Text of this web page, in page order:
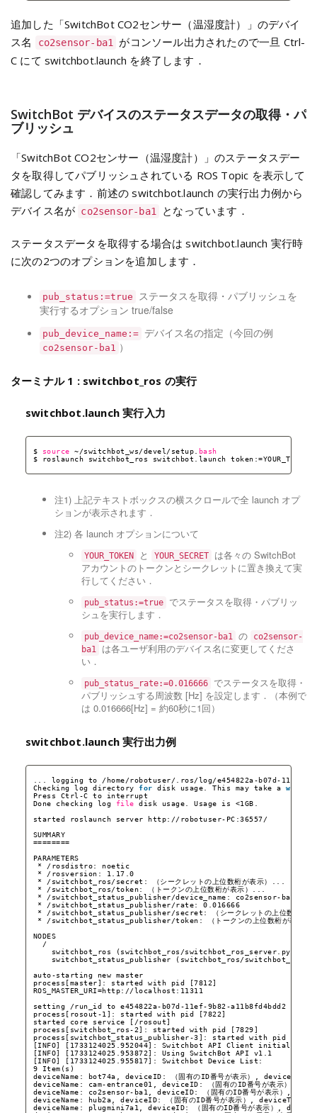
追加した「SwitchBot CO2センサー（温湿度計）」のデバイ
ス名
co2sensor-ba1 がコンソール出力されたので一旦 Ctrl-
C にて switchbot.launch を終了します．
SwitchBot デバイスのステータスデータの取得・パ
ブリッシュ
「SwitchBot CO2センサー（温湿度計）」のステータスデー
タを取得してパブリッシュされている ROS Topic を表示して
確認してみます．前述の switchbot.launch の実行出力例から
デバイス名が co2sensor-ba1 となっています．
ステータスデータを取得する場合は switchbot.launch 実行時
に次の2つのオプションを追加します．
pub_status:=true
ステータスを取得・パブリッシュを
実行するオプション true/false
pub_device_name:= デバイス名の指定（今回の例
co2sensor-ba1 ）
ターミナル 1 : switchbot_ros の実行
switchbot.launch 実行入力
$ source ~/switchbot_ws/devel/setup. bash
$ roslaunch switchbot_ros switchbot.launch token:=YOUR_TOKEN
注1) 上記テキストボックスの横スクロールで全 launch オプ
ションが表示されます．
注2) 各 launch オプションについて
YOUR_TOKEN と YOUR_SECRET
は各々の SwitchBot
アカウントのトークンとシークレットに置き換えて実
行してください．
pub_status:=true
でステータスを取得・パブリッ
シュを実行します．
pub_device_name:=co2sensor-ba1 の
co2sensor-
ba1
は各ユーザ利用のデバイス名に変更してくださ
い．
pub_status_rate:=0.016666
でステータスを取得・
パブリッシュする周波数 [Hz] を設定します．（本例で
は 0.016666[Hz] = 約60秒に1回）
switchbot.launch 実行出力例
... logging to /home/robotuser/ .ros/log/e454822a-b07d-11ef-
Checking log directory for disk usage. This may take a while
Press Ctrl-C to interrupt
Done checking log
file
disk usage. Usage is <1GB.
started roslaunch server http: //robotuser-PC :36557/
SUMMARY
========
PARAMETERS
* /rosdistro: noetic
* /rosversion : 1.17.0
* /switchbot_ros/secret : （シークレットの上位数桁が表示）...
* /switchbot_ros/token: （トークンの上位数桁が表示）...
* /switchbot_status_publisher/device_name : co2sensor-ba1
* /switchbot_status_publisher/rate: 0.016666
* /switchbot_status_publisher/secret : （シークレットの上位数桁が
* /switchbot_status_publisher/token : （トークンの上位数桁が表示
NODES
/
switchbot_ros (switchbot_ros /switchbot_ros_server.py)
switchbot_status_publisher (switchbot_ros/
auto-starting new master
process[master]: started with pid [7812]
ROS_MASTER_URI=http: //localhost :11311
setting
/run_id
to e454822a-b07d-11ef-9b82-a11b8fd4bdd2
process[rosout-1]: started with pid [7822]
started core service [ /rosout]
process[switchbot_ros-2]: started with pid [7829]
process[switchbot_status_publisher-3]: started with pid
[INFO] [1733124025.952044]: Switchbot API Client initialized.
[INFO] [1733124025.953872]: Using SwitchBot API v1.1
[INFO] [1733124025.955817]: Switchbot Device List:
9 Item(s)
deviceName: bot74a, deviceID: （固有のID番号が表示）,
deviceName: cam-entrance01, deviceID: （固有のID番号が表示）,
deviceName: co2sensor-ba1, deviceID: （固有のID番号が表示）,
deviceName: hub2a, deviceID: （固有のID番号が表示）, deviceType:
deviceName: plugmini7a1, deviceID: （固有のID番号が表示）,